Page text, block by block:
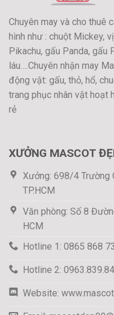
Chuyên may và cho thuê
hình như : chuột Mickey,
Pikachu, gấu Panda, gấu
láu….Chuyên nhận may
động vật: gấu, thỏ, hổ,
trang phục nhân vật hoạt
rẻ
XƯỞNG MASCOT
Xưởng: 698/4 Trường
TP.HCM
Văn phòng: Số 8
HCM
Hotline 1: 0865 868
Hotline 2:
Website: